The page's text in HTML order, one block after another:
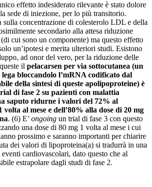
effetto indesiderato rilevante è stato dolore
sede di iniezione, per lo più transitorio.
sulla concentrazione di colesterolo LDL e della
secondario alla attesa riduzione
cui sono un componente) ma questo effetto
un’ipotesi e merita ulteriori studi. Esistono
ad onor del vero, per la riduzione delle
il pelacarsen per via sottocutanea (un
bloccandolo l’mRNA codificato dal
della sintesi di queste apolipoproteine) è
di fase 2 su pazienti con malattia
saputo ridurne i valori del 72% al
volta al mese e dell’80% alla dose di 20 mg
. (6) E’ ongoing un trial di fase 3 con questo
una dose di 80 mg 1 volta al mese i cui
prossimo e saranno importanti per chiarire
dei valori di lipoproteina(a) si tradurrà in una
cardiovascolari, dato questo che al
estrapolare dagli studi di fase 2.